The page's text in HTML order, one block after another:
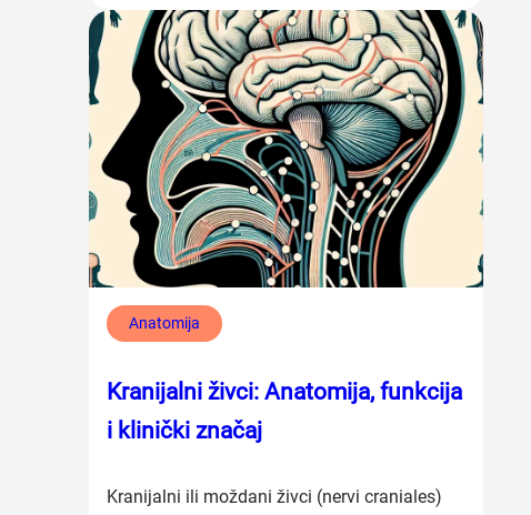
Anatomija
Kranijalni živci: Anatomija, funkcija
i klinički značaj
Kranijalni ili moždani živci (nervi craniales)